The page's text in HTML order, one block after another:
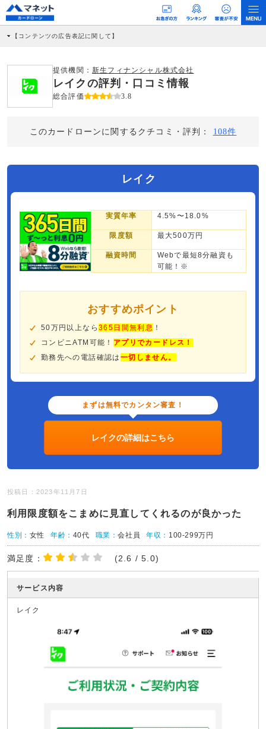
【コンテンツの広告表記に関して】
社に対して企業から紹介報酬が支払われるという収益モデルです。 ただし、特定の
商品を根拠なくPRするものではなく、当編集部の調査／ユーザーへの口コミ収集な
どに基づき、公平性を担保した情報提供を行っています。
>提携企業一覧
提供機関： 新生フィナンシャル株式会社
レイクの評判・口コミ情報
総合評価 3.8
このカードローンに関するクチコミ・評判： 108件
レイク
実質年率 4.5%〜18.0%
限度額 最大500万円
融資時間
Webで最短8分融資も
可能！※
おすすめポイント
50万円以上なら 365日間無利息 ！
コンビニATM可能！ アプリでカードレス！
勤務先への電話確認は 一切しません。
まずは無料でカンタン審査！
レイクの詳細はこちら
投稿日：2023年11月7日
利用限度額をこまめに見直してくれるのが良かった
性別： 女性 年齢： 40代 職業：会社員 年収： 100-299万円
満足度： (2.6 / 5.0)
サービス内容
レイク